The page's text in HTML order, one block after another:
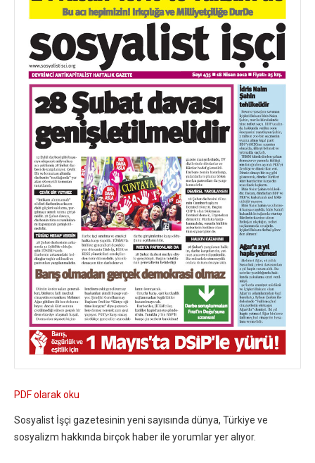
PDF olarak oku
Sosyalist İşçi gazetesinin yeni sayısında dünya, Türkiye ve
sosyalizm hakkında birçok haber ile yorumlar yer alıyor.